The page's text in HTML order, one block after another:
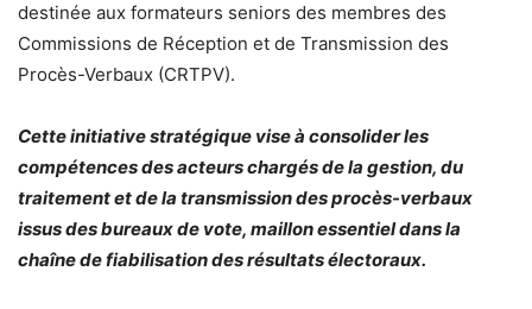
destinée aux formateurs seniors des membres des
Commissions de Réception et de Transmission des
Procès-Verbaux (CRTPV).
Cette initiative stratégique vise à consolider les
compétences des acteurs chargés de la gestion, du
traitement et de la transmission des procès-verbaux
issus des bureaux de vote, maillon essentiel dans la
chaîne de fiabilisation des résultats électoraux.